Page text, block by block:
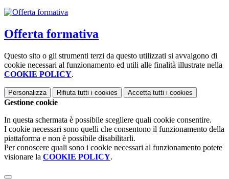
Offerta formativa
Questo sito o gli strumenti terzi da questo utilizzati si avvalgono di
cookie necessari al funzionamento ed utili alle finalità illustrate nella
COOKIE POLICY.
Personalizza Rifiuta tutti i cookies Accetta tutti i cookies
Gestione cookie
In questa schermata è possibile scegliere quali cookie consentire.
I cookie necessari sono quelli che consentono il funzionamento della
piattaforma e non è possibile disabilitarli.
Per conoscere quali sono i cookie necessari al funzionamento potete
visionare la COOKIE POLICY.